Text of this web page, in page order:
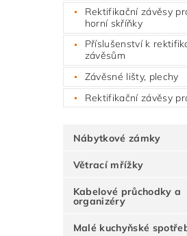
Rektifikační závěsy
horní skříňky
Příslušenství k
závěsům
Závěsné lišty, plechy
Rektifikační závěsy
Nábytkové zámky
Větrací mřížky
Kabelové průchodky a
organizéry
Malé kuchyňské